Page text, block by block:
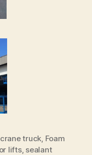
crane truck, Foam
lifts, sealant